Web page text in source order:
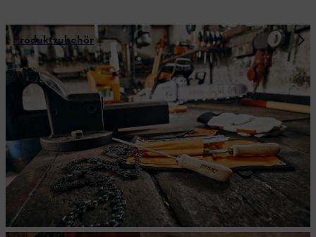
Produktzubehör